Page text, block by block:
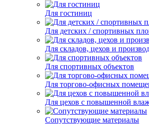
Для гостиниц
Для детских / спортивных
Для складов, цехов и
Для спортивных объектов
Для торгово-офисных
Для цехов с повышенной
Сопутствующие материалы